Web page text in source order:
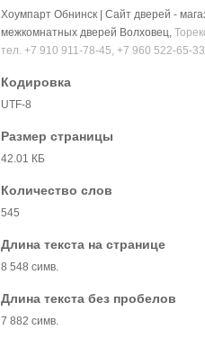
Хоумпарт Обнинск | Сайт дверей -
межкомнатных дверей Волховец,
тел. +7 910 911-78-45, +7 960 522-65-
Кодировка
UTF-8
Размер страницы
42.01 КБ
Количество слов
545
Длина текста на странице
8 548 симв.
Длина текста без пробелов
7 882 симв.